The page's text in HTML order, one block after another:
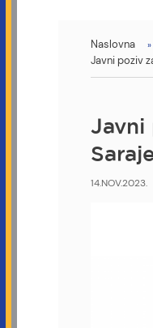
You
are
Naslovna
Javni poziv
Javni
14.NOV.2023.